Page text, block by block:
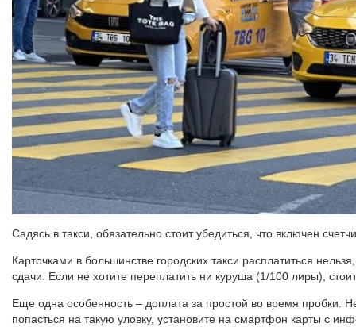
Садясь в такси, обязательно стоит убедиться, что включен
Карточками в большинстве городских такси расплатиться
сдачи. Если не хотите переплатить ни куруша (1/100 лиры),
Еще одна особенность – доплата за простой во время пробки.
попасться на такую уловку, установите на смартфон карты с